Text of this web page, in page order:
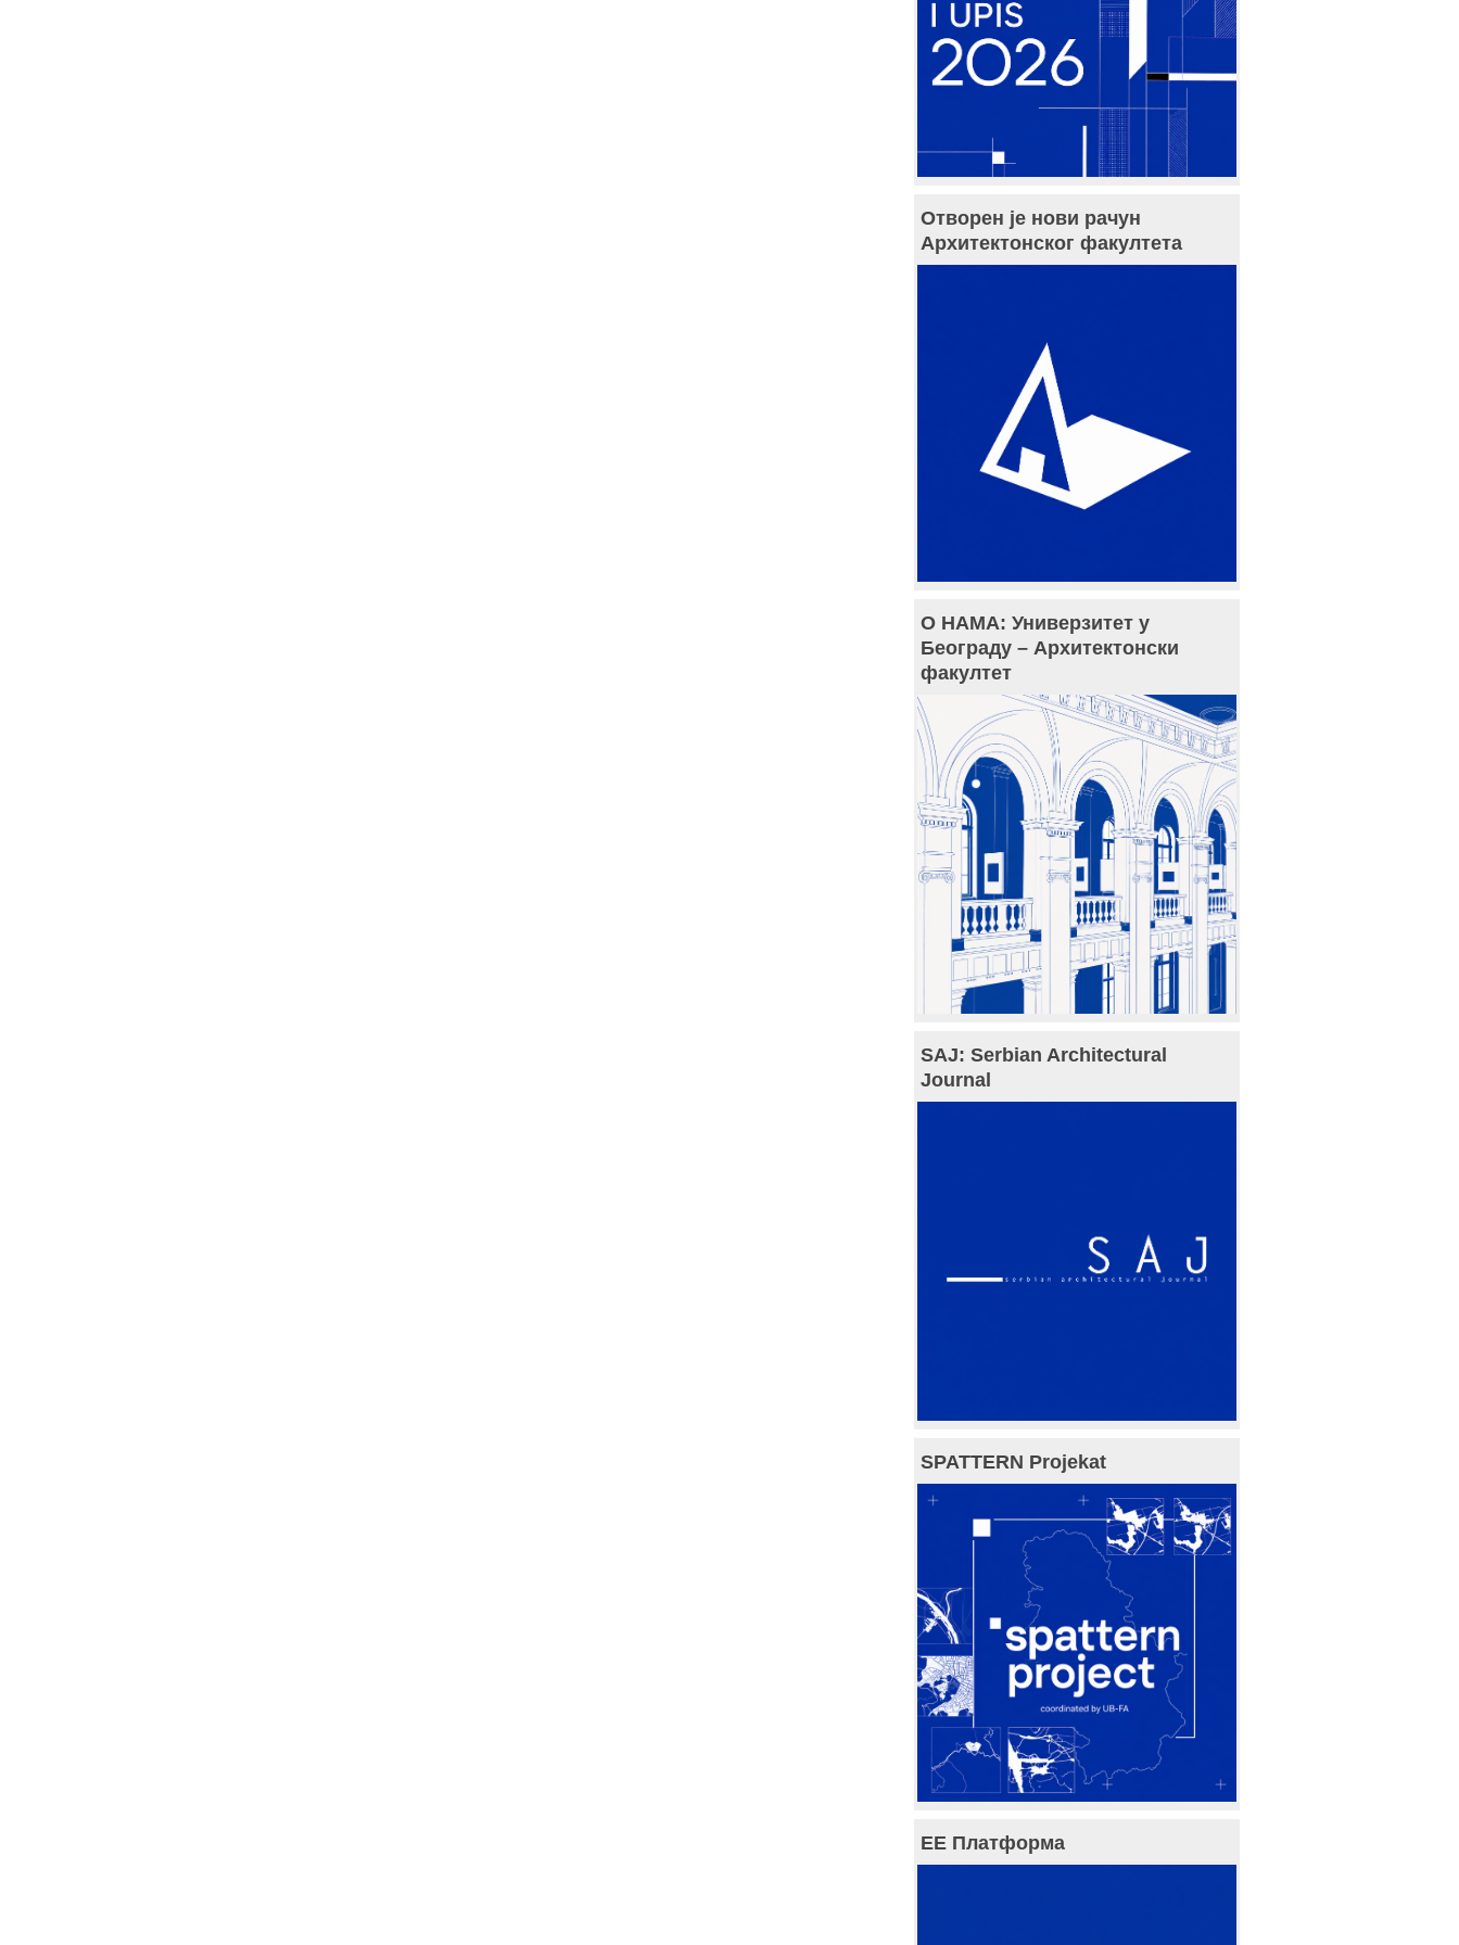
Отворен је нови рачун
Архитектонског факултета
О НАМА: Универзитет у
Београду – Архитектонски
факултет
SAJ: Serbian Architectural
Journal
SPATTERN Projekat
ЕЕ Платформа